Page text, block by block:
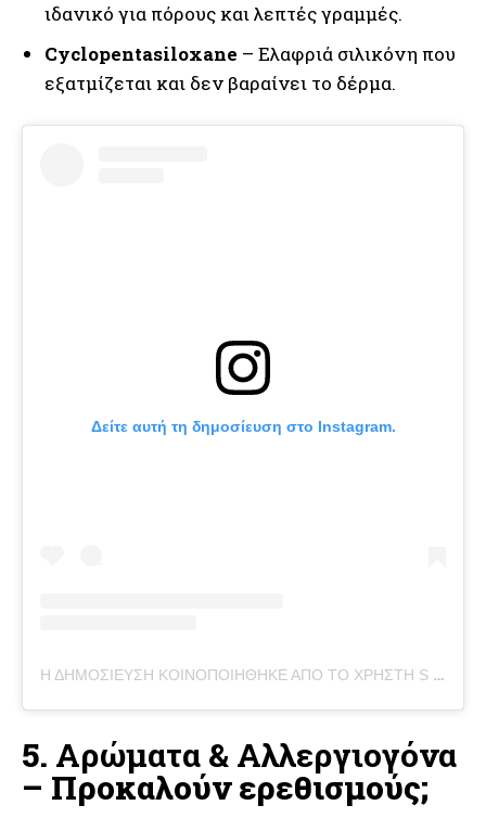
ιδανικό για πόρους και λεπτές γραμμές.
Cyclopentasiloxane – Ελαφριά σιλικόνη που
εξατμίζεται και δεν βαραίνει το δέρμα.
Δείτε αυτή τη δημοσίευση στο Instagram.
Η ΔΗΜΟΣΊΕΥΣΗ ΚΟΙΝΟΠΟΙΉΘΗΚΕ ΑΠΌ ΤΟ ΧΡΉΣΤΗ S C O T T S D A L E E S T H E T I C I A N (@AESTHETICNESTBYJULIA)
5. Αρώματα & Αλλεργιογόνα
– Προκαλούν ερεθισμούς;